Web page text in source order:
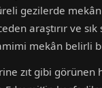
gezilerde
araştırır ve sık
mekân
zıt gibi görünen